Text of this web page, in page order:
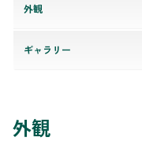
外観
ギャラリー
外観